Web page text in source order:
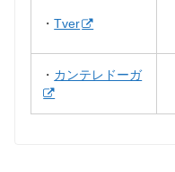
・Tver
・ カンテレドーガ